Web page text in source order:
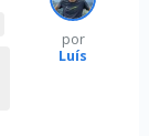
por
Luís